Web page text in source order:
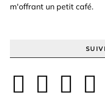
m'offrant un petit café.